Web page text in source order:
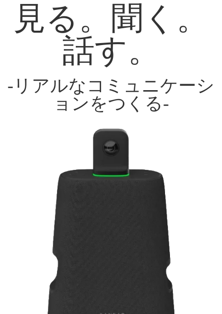
見る。聞く。
話す。
-リアルなコミュニケーシ
ョンをつくる-